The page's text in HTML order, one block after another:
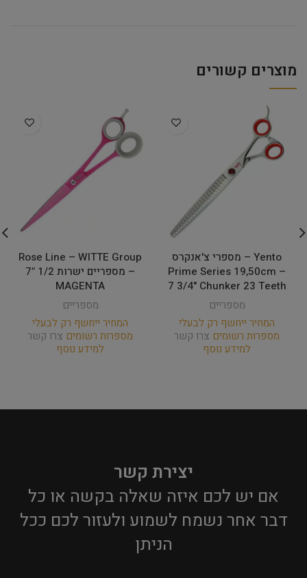
מוצרים קשורים
Yento – מספרי צ'אנקרס
Prime Series 19,50cm –
7 3/4" Chunker 23 Teeth
מספריים
המחיר ייחשף רק לבעלי
מספרות רשומים צרו קשר
למידע נוסף
Rose Line – WITTE Group
– מספריים ישרות 1/2 7″
MAGENTA
מספריים
המחיר ייחשף רק לבעלי
מספרות רשומים צרו קשר
למידע נוסף
יצירת קשר
אם יש לכם איזה שאלה בקשה או כל
דבר אחר נשמח לשמוע ולעזור לכם ככל
הניתן​